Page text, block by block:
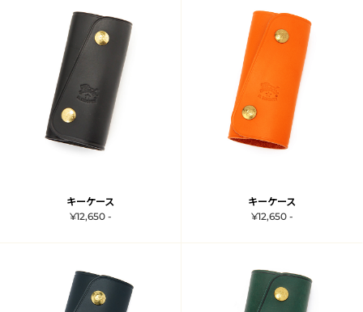
キーケース
¥12,650 -
キーケース
¥12,650 -